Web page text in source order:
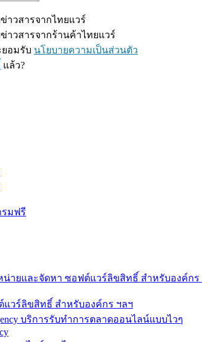
าวสารจากไทยแวร์
าวสารจากร้านค้าไทยแวร์
อมรับ นโยบายความเป็นส่วนตัว
แล้ว?
แวร์ลิขสิทธิ์ สำหรับองค์กร ฯลฯ